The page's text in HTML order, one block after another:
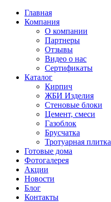
Главная
Компания
О компании
Партнеры
Отзывы
Видео о нас
Сертификаты
Каталог
Кирпич
ЖБИ Изделия
Стеновые блоки
Цемент, смеси
Газоблок
Брусчатка
Тротуарная плитка
Готовые дома
Фотогалерея
Акции
Новости
Блог
Контакты